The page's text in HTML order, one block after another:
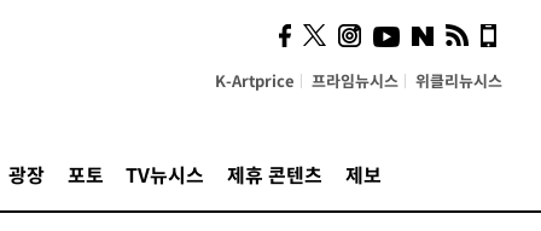
K-Artprice 프라임뉴시스 위클리뉴시스
광장 포토 TV뉴시스 제휴 콘텐츠 제보
시, 스마트폰 액세서리에
NFC 더했다